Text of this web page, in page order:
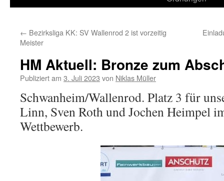
← Bezirksliga KK: SV Wallenrod 2 ist vorzeitig
Meister
HM Aktuell: Bronze zum
Publiziert am 3. Juli 2023 von Niklas Müller
Schwanheim/Wallenrod. Platz 3 für
Linn, Sven Roth und Jochen Heimpel
Wettbewerb.